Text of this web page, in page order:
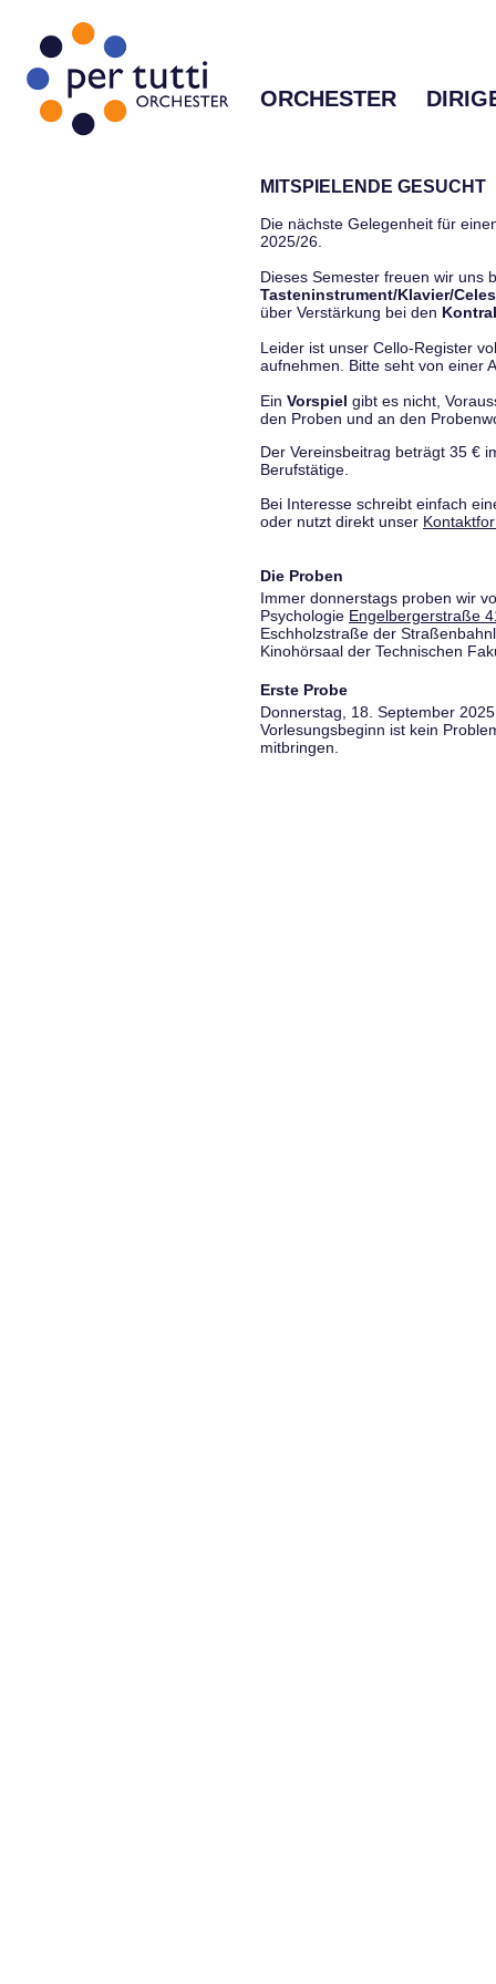
ORCHESTER
MITSPIELENDE GESUCHT
Die nächste Gelegenheit für
2025/26.
Dieses Semester freuen wir uns
Tasteninstrument/Klavier/
über Verstärkung bei den
Leider ist unser Cello-Register
aufnehmen. Bitte seht von einer
Ein Vorspiel gibt es nicht,
den Proben und an den
Der Vereinsbeitrag beträgt 35 €
Berufstätige.
Bei Interesse schreibt einfach
oder nutzt direkt unser
Die Proben
Immer donnerstags proben wir
Psychologie Engelbergerstraße
Eschholzstraße der
Kinohörsaal der Technischen
Erste Probe
Donnerstag, 18. September
Vorlesungsbeginn ist kein
mitbringen.